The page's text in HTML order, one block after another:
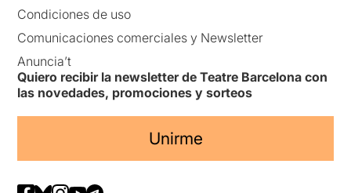
Condiciones de uso
Comunicaciones comerciales y Newsletter
Anuncia’t
Quiero recibir la newsletter de Teatre Barcelona con
las novedades, promociones y sorteos
Unirme